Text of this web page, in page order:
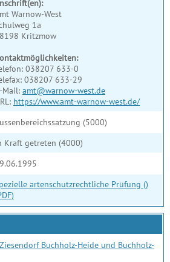
Warnow-West
1a
Kritzmow
038207 633-0
038207 633-29
Mail: amt@warnow-west.de
https://www.amt-warnow-west.de/
(5000)
Kraft getreten (4000)
artenschutzrechtliche Prüfung ()
Buchholz-Heide und Buchholz-